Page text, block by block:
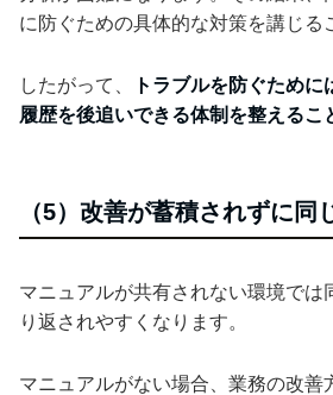
に防ぐための具体的な対策を講じる
したがって、
トラブルを防ぐため
履歴を後追いできる体制を整えるこ
（5）改善が蓄積されずに同
マニュアルが共有されない環境では
り返されやすくなります。
マニュアルがない場合、業務の改善